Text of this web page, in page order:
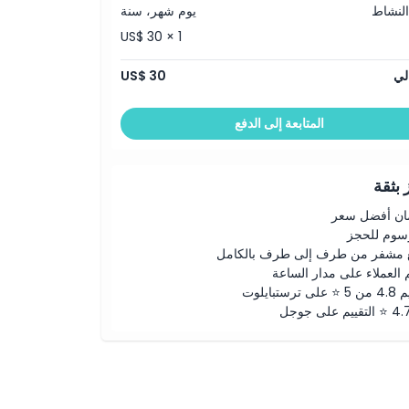
يوم شهر، سنة
US$ 30 × 1
US$ 30
المتابعة إلى الدفع
بثقة
أفضل سعر
للحجز
مشفر من طرف إلى طرف بالكامل
العملاء على مدار الساعة
على جوجل